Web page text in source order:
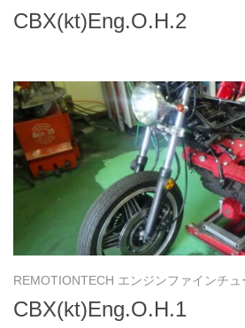
CBX(kt)Eng.O.H.2
REMOTIONTECH エンジンファインチュ
CBX(kt)Eng.O.H.1